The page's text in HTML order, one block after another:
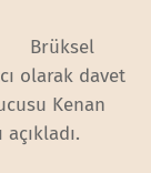
Brüksel
olarak davet
Kenan